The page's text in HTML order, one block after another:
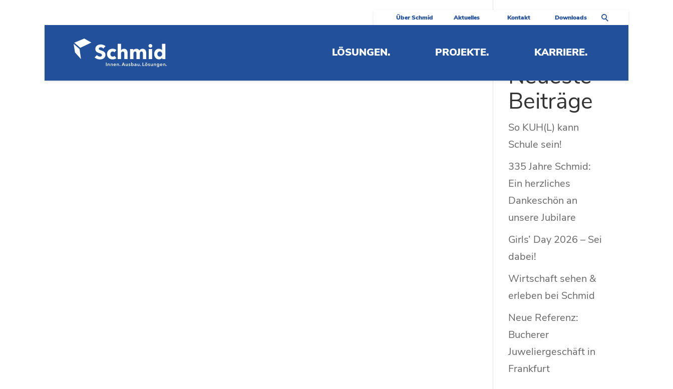
Über Schmid Aktuelles Kontakt Downloads
LÖSUNGEN. PROJEKTE. KARRIERE.
Referenzdatenblatt FBC
Neueste
Beiträge
So KUH(L) kann
Schule sein!
335 Jahre Schmid:
Ein herzliches
Dankeschön an
unsere Jubilare
Girls’ Day 2026 – Sei
dabei!
Wirtschaft sehen &
erleben bei Schmid
Neue Referenz:
Bucherer
Juweliergeschäft in
Frankfurt